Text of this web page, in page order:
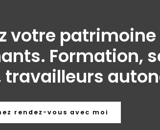
votre
Formation,
rendez-vous avec moi